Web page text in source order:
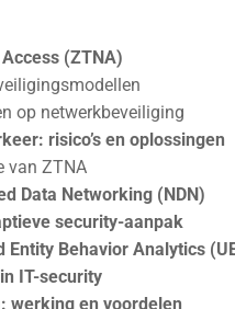
(ZTNA)
op netwerkbeveiliging
risico’s en oplossingen
van ZTNA
Data Networking (NDN)
security-aanpak
Entity Behavior Analytics
IT-security
werking en voordelen